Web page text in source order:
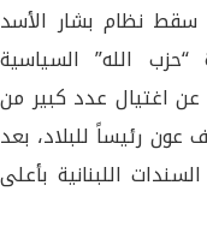
سقط نظام بشار الأسد
الله” السياسية
اغتيال عدد كبير من
عون رئيساً للبلاد، بعد
وارتفعت السندات اللبنانية بأعلى